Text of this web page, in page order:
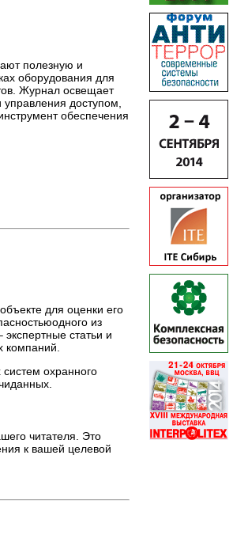
полезную и
оборудования для
Журнал освещает
управления доступом,
обеспечения
для оценки его
из
статьи и
компаний.
охранного
читателя. Это
к вашей целевой